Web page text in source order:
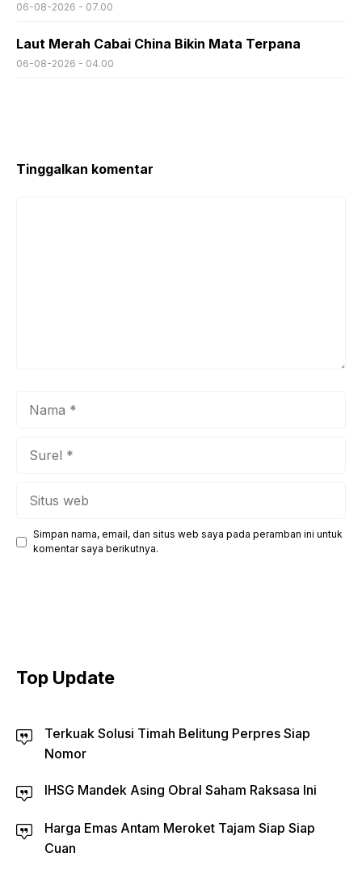
06-08-2026 - 07.00
Laut Merah Cabai China Bikin Mata Terpana
06-08-2026 - 04.00
Tinggalkan komentar
Simpan nama, email, dan situs web saya pada peramban ini untuk
komentar saya berikutnya.
Top Update
Terkuak Solusi Timah Belitung Perpres Siap
Nomor
IHSG Mandek Asing Obral Saham Raksasa Ini
Harga Emas Antam Meroket Tajam Siap Siap
Cuan